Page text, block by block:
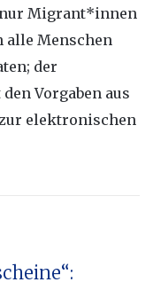
nur Migrant*innen
alle Menschen
der
Vorgaben aus
elektronischen